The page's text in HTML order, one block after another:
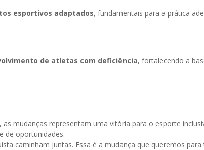
esportivos adaptados, fundamentais para a prática
de atletas com deficiência, fortalecendo a
as mudanças representam uma vitória para o esporte
de oportunidades.
caminham juntas. Essa é a mudança que queremos